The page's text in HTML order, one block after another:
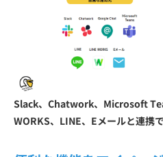
Slack、Chatwork、Microsoft
WORKS、LINE、Eメールと連携で